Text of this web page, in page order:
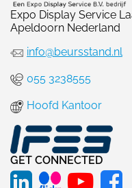
Expo Display Service
Apeldoorn Nederland
info@beursstand.nl
055 3238555
Hoofd Kantoor
GET CONNECTED